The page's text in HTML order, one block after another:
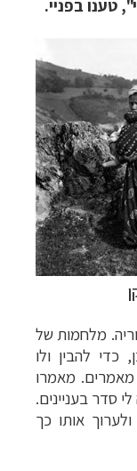
טענו בפניי.
מלחמות של
כדי להבין ולו
מאמרו
סדר בעניינים.
אותו כך